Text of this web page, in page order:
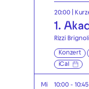
20:00 |
1.
Rizzi
Konzert
iCal
Mi 10:00 - 10:45